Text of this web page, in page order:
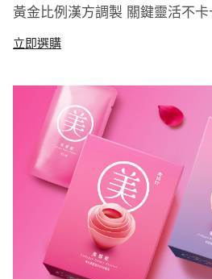
黃金比例漢方調製 關鍵靈活不卡
立即選購